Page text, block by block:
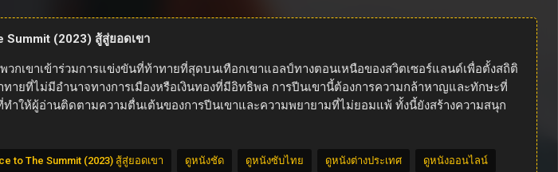
Summit (2023) สู้สู่ยอดเขา
เขาเข้าร่วมการแข่งขันที่ท้าทายที่สุดบนเทือกเขาแอลป์ทางตอนเหนือของสวิตเซอร์แลนด์เพื่อตั้งสถิติ
ยที่ไม่มีอำนาจทางการเมืองหรือเงินทองที่มีอิทธิพล การปีนเขานี้ต้องการความกล้าหาญและทักษะที่
ให้ผู้อ่านติดตามความตื่นเต้นของการปีนเขาและความพยายามที่ไม่ยอมแพ้ ทั้งนี้ยังสร้างความสนุก
to The Summit (2023) สู้สู่ยอดเขา ดูหนังชัด ดูหนังซับไทย ดูหนังต่างประเทศ ดูหนังออนไลน์